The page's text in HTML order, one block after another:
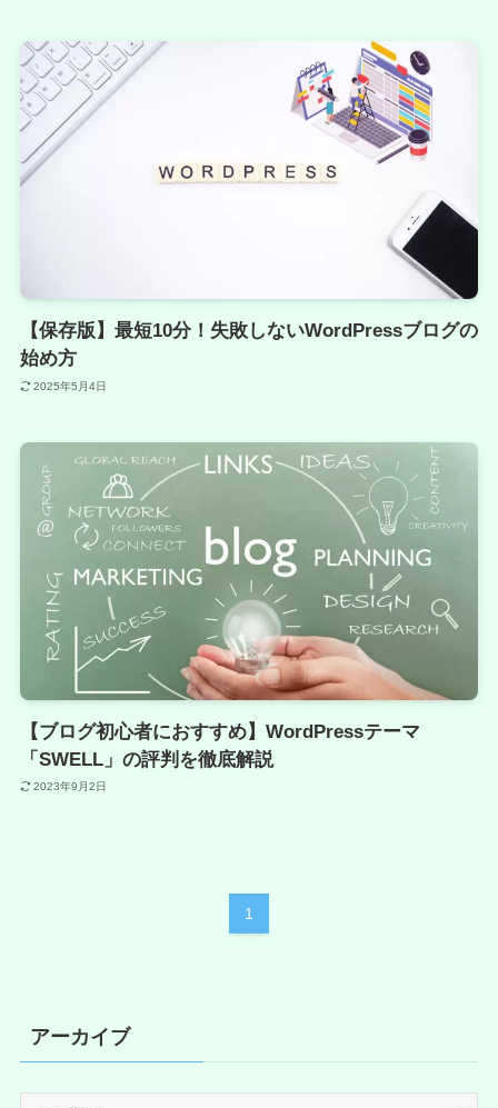
【保存版】最短10分！失敗しないWordPressブログの
始め方
2025年5月4日
【ブログ初心者におすすめ】WordPressテーマ
「SWELL」の評判を徹底解説
2023年9月2日
1
アーカイブ